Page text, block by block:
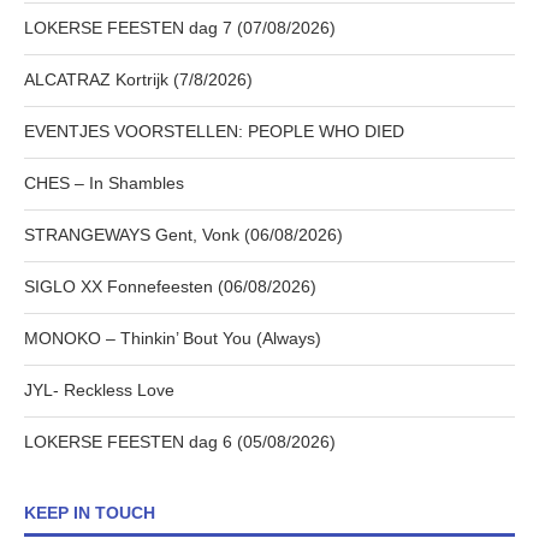
LOKERSE FEESTEN dag 7 (07/08/2026)
ALCATRAZ Kortrijk (7/8/2026)
EVENTJES VOORSTELLEN: PEOPLE WHO DIED
CHES – In Shambles
STRANGEWAYS Gent, Vonk (06/08/2026)
SIGLO XX Fonnefeesten (06/08/2026)
MONOKO – Thinkin’ Bout You (Always)
JYL- Reckless Love
LOKERSE FEESTEN dag 6 (05/08/2026)
KEEP IN TOUCH